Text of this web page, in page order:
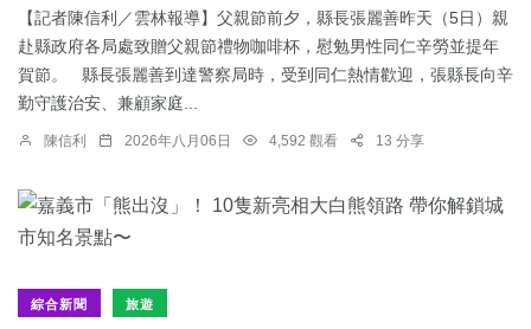
【記者陳信利／雲林報導】父親節前夕，縣長張麗善昨天（5日）親
赴縣政府各局處致贈父親節禮物咖啡杯，慰勉男性同仁辛勞並提年
賀節。 縣長張麗善到達警察局時，受到同仁熱情歡迎，張縣長向辛
勤守護治安、兼顧家庭...
陳信利 2026年八月06日 4,592 觀看 13 分享
綜合新聞 旅遊